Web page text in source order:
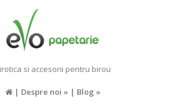
si accesorii pentru birou
| Despre noi » | Blog »